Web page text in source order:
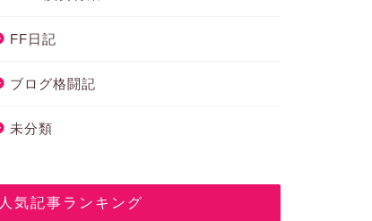
FF日記
ブログ格闘記
未分類
人気記事ランキング